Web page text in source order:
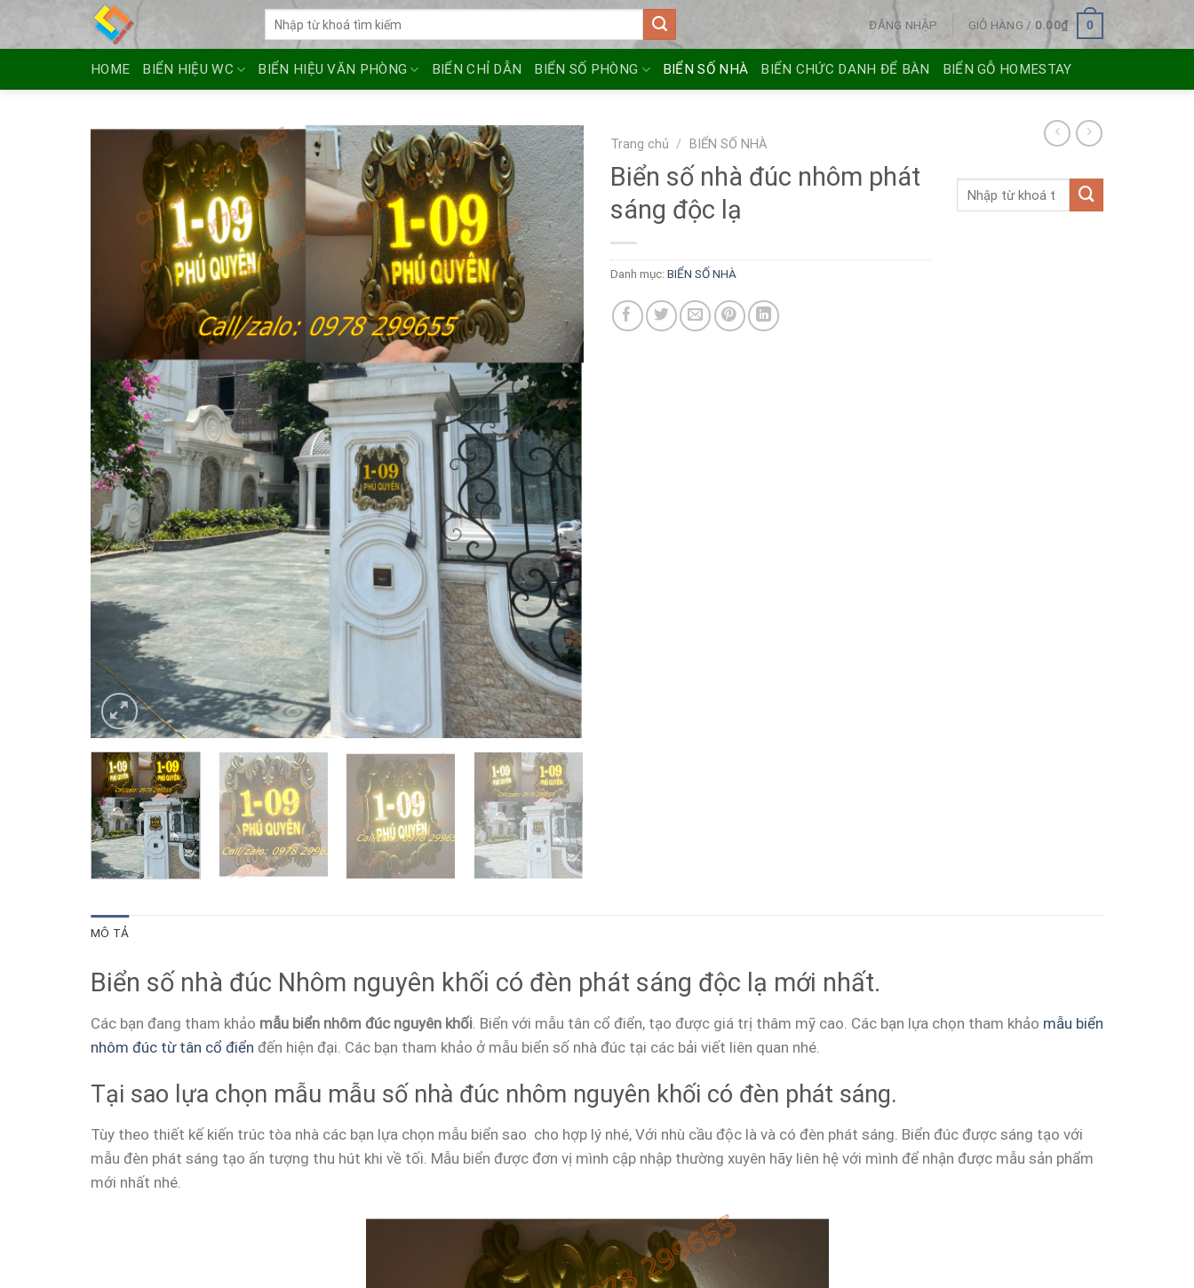
ĐĂNG NHẬP GIỎ HÀNG / 0.00₫ 0
HOME BIỂN HIỆU WC BIỂN HIỆU VĂN PHÒNG BIỂN CHỈ DẪN BIỂN SỐ PHÒNG BIỂN SỐ NHÀ BIỂN CHỨC DANH ĐỂ BÀN BIỂN GỖ HOMESTAY
Trang chủ / BIỂN SỐ NHÀ
Biển số nhà đúc nhôm phát
sáng độc lạ
Danh mục:BIỂN SỐ NHÀ
MÔ TẢ
Biển số nhà đúc Nhôm nguyên khối có đèn phát sáng độc lạ mới nhất.
Các bạn đang tham khảo mẫu biển nhôm đúc nguyên khối. Biển với mẫu tân cổ điển, tạo được giá trị thâm mỹ cao. Các bạn lựa chọn tham khảo mẫu biển
nhôm đúc từ tân cổ điển đến hiện đại. Các bạn tham khảo ở mẫu biển số nhà đúc tại các bải viết liên quan nhé.
Tại sao lựa chọn mẫu mẫu số nhà đúc nhôm nguyên khối có đèn phát sáng.
Tùy theo thiết kế kiến trúc tòa nhà các bạn lựa chọn mẫu biển sao cho hợp lý nhé, Với nhù cầu độc là và có đèn phát sáng. Biển đúc được sáng tạo với
mẫu đèn phát sáng tạo ấn tượng thu hút khi về tối. Mẫu biển được đơn vị mình cập nhập thường xuyên hãy liên hệ với mình để nhận được mẫu sản phẩm
mới nhất nhé.